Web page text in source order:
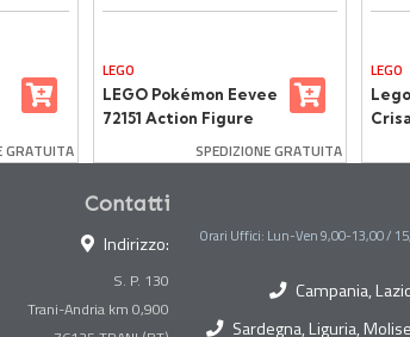
GRATUITA
LEGO
LEGO Pokémon Eevee
72151 Action Figure
SPEDIZIONE GRATUITA
LEGO
Contatti
Indirizzo:
S. P. 130
Trani-Andria km 0,900
Orari Uffici: Lun-Ven 9,00-13,00 /
Campania,
Sardegna, Liguria,